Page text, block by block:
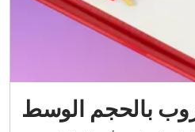
بالحجم الوسط